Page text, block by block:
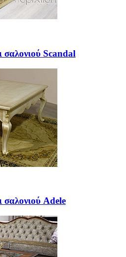
σαλονιού Scandal
σαλονιού Adele